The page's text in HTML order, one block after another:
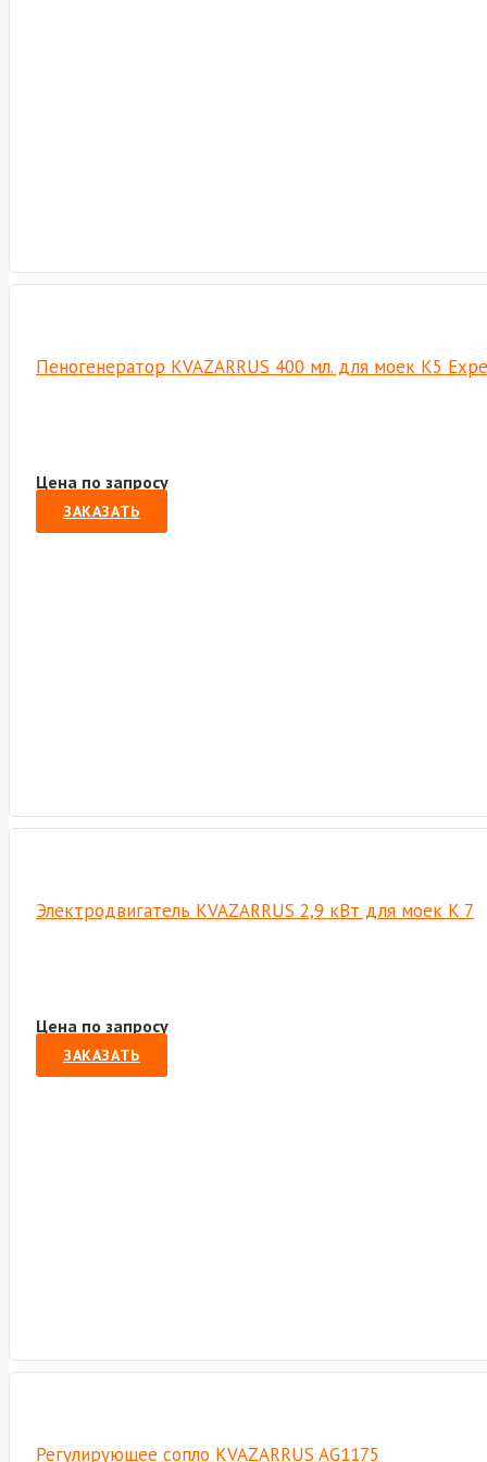
Пеногенератор KVAZARRUS 400 мл. для моек K5
Цена по запросу
ЗАКАЗАТЬ
Электродвигатель KVAZARRUS 2,9 кВт для моек K 7
Цена по запросу
ЗАКАЗАТЬ
Регулирующее сопло KVAZARRUS AG1175